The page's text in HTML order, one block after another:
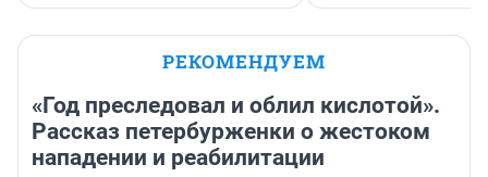
РЕКОМЕНДУЕМ
«Год преследовал и облил кислотой».
Рассказ петербурженки о жестоком
нападении и реабилитации